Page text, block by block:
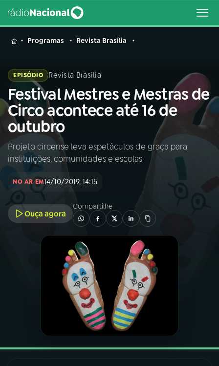
MENU
Buscar
na
Rádio
Nacional
Buscar
AO VIVO
INÍCIO
A RÁDIO
PROGRAMAÇÃO
PROGRAMAS
PODCASTS
Programas Revista Brasília
EPISÓDIO Revista Brasília
Festival Mestres e Mestras de
Circo acontece até 16 de
outubro
Projeto circense leva espetáculos de graça para
instituições, comunidades e escolas
NO AR EM14/10/2019, 14:15
Ouça agora
Compartilhe